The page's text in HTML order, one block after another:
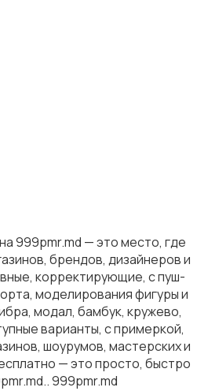
999pmr.md — это место, где
брендов, дизайнеров и
корректирующие, с пуш-
моделирования фигуры и
модал, бамбук, кружево,
варианты, с примеркой,
шоурумов, мастерских и
— это просто, быстро
999pmr.md